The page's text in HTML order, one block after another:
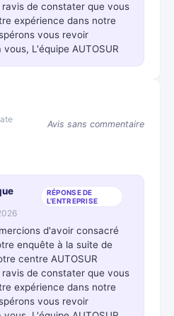
ravis de constater que vous
expérience dans notre
vous revoir
L'équipe AUTOSUR
Avis sans commentaire
RÉPONSE DE
L'ENTREPRISE
d'avoir consacré
enquête à la suite de
centre AUTOSUR
ravis de constater que vous
expérience dans notre
vous revoir